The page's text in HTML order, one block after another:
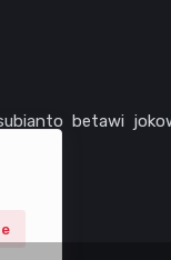
betawi